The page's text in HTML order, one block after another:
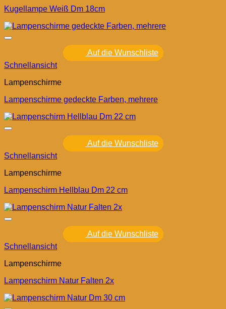
Kugellampe Weiß Dm 18cm
Auf die Wunschliste
Schnellansicht
Lampenschirme
Lampenschirme gedeckte Farben, mehrere
Auf die Wunschliste
Schnellansicht
Lampenschirme
Lampenschirm Hellblau Dm 22 cm
Auf die Wunschliste
Schnellansicht
Lampenschirme
Lampenschirm Natur Falten 2x